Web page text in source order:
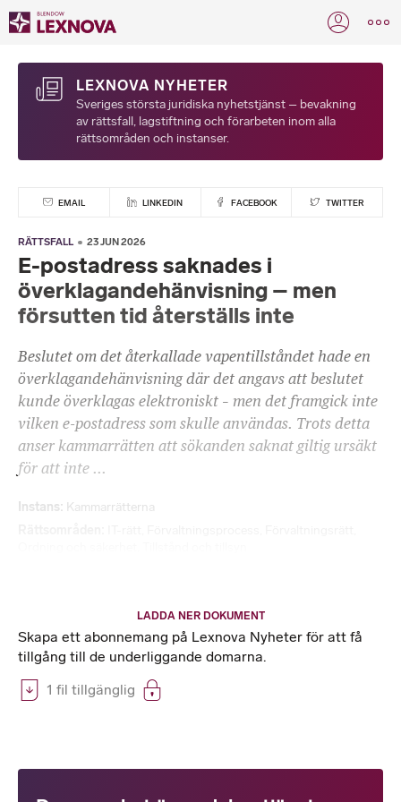
LEXNOVA NYHETER
Sveriges största juridiska nyhetstjänst – bevakning
av rättsfall, lagstiftning och förarbeten inom alla
rättsområden och instanser.
EMAIL LINKEDIN FACEBOOK TWITTER
RÄTTSFALL 23 JUN 2026
E-postadress saknades i
överklagandehänvisning – men
försutten tid återställs inte
Beslutet om det återkallade vapentillståndet hade en
överklagandehänvisning där det angavs att beslutet
kunde överklagas elektroniskt – men det framgick inte
vilken e-postadress som skulle användas. Trots detta
anser kammarrätten att sökanden saknat giltig ursäkt
för att inte ...
Instans Kammarrätterna
LADDA NER DOKUMENT
Skapa ett abonnemang på Lexnova Nyheter för att få
tillgång till de underliggande domarna.
1 fil tillgänglig